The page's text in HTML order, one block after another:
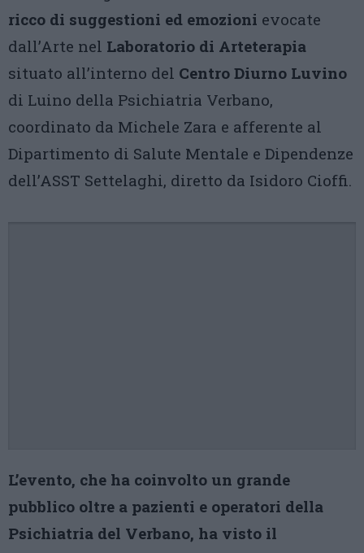
ricco di suggestioni ed emozioni evocate
dall’Arte nel Laboratorio di Arteterapia
situato all’interno del Centro Diurno Luvino
di Luino della Psichiatria Verbano,
coordinato da Michele Zara e afferente al
Dipartimento di Salute Mentale e Dipendenze
dell’ASST Settelaghi, diretto da Isidoro Cioffi.
L’evento, che ha coinvolto un grande
pubblico oltre a pazienti e operatori della
Psichiatria del Verbano, ha visto il